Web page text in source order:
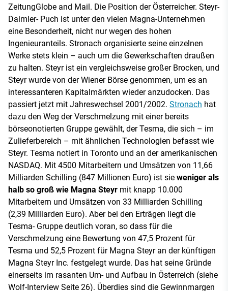
ZeitungGlobe and Mail. Die Position der Österreicher. Steyr-
Daimler- Puch ist unter den vielen Magna-Unternehmen
eine Besonderheit, nicht nur wegen des hohen
Ingenieuranteils. Stronach organisierte seine einzelnen
Werke stets klein – auch um die Gewerkschaften draußen
zu halten. Steyr ist ein vergleichsweise großer Brocken, und
Steyr wurde von der Wiener Börse genommen, um es an
interessanteren Kapitalmärkten wieder anzudocken. Das
passiert jetzt mit Jahreswechsel 2001/2002. Stronach hat
dazu den Weg der Verschmelzung mit einer bereits
börseonotierten Gruppe gewählt, der Tesma, die sich – im
Zulieferbereich – mit ähnlichen Technologien befasst wie
Steyr. Tesma notiert in Toronto und an der amerikanischen
NASDAQ. Mit 4500 Mitarbeitern und Umsätzen von 11,66
Milliarden Schilling (847 Millionen Euro) ist sie weniger als
halb so groß wie Magna Steyr mit knapp 10.000
Mitarbeitern und Umsätzen von 33 Milliarden Schilling
(2,39 Milliarden Euro). Aber bei den Erträgen liegt die
Tesma- Gruppe deutlich voran, so dass für die
Verschmelzung eine Bewertung von 47,5 Prozent für
Tesma und 52,5 Prozent für Magna Steyr an der künftigen
Magna Steyr Inc. festgelegt wurde. Das hat seine Gründe
einerseits im rasanten Um- und Aufbau in Österreich (siehe
Wolf-Interview Seite 26). Überdies sind die Gewinnmargen